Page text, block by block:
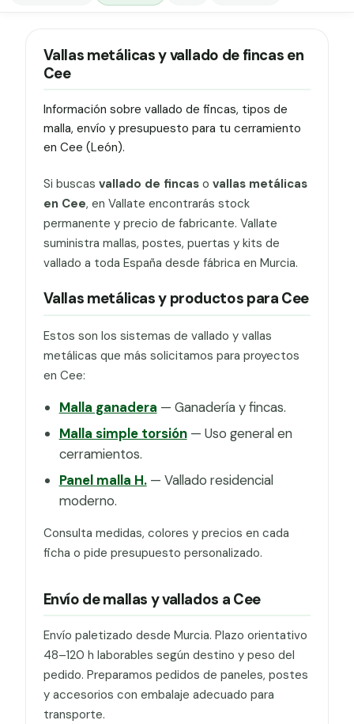
Vallas metálicas y vallado de fincas en
Cee
Información sobre vallado de fincas, tipos de
malla, envío y presupuesto para tu cerramiento
en Cee (León).
Si buscas vallado de fincaso vallas metálicas
en Cee, en Vallate encontrarás stock
permanente y precio de fabricante. Vallate
suministra mallas, postes, puertas y kits de
vallado a toda España desde fábrica en Murcia.
Vallas metálicas y productos para Cee
Estos son los sistemas de vallado y vallas
metálicas que más solicitamos para proyectos
en Cee:
Malla ganadera — Ganadería y fincas.
Malla simple torsión— Uso general en
cerramientos.
Panel malla H.— Vallado residencial
moderno.
Consulta medidas, colores y precios en cada
ficha o pide presupuesto personalizado.
Envío de mallas y vallados a Cee
Envío paletizado desde Murcia. Plazo orientativo
48–120 h laborables según destino y peso del
pedido. Preparamos pedidos de paneles, postes
y accesorios con embalaje adecuado para
transporte.